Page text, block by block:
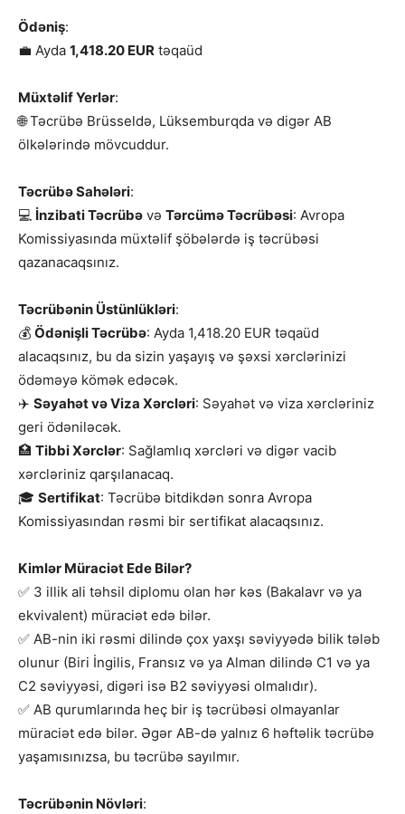
Ödəniş:
💼 Ayda 1,418.20 EUR təqaüd
Müxtəlif Yerlər:
🌐 Təcrübə Brüsseldə, Lüksemburqda və digər AB
ölkələrində mövcuddur.
Təcrübə Sahələri:
💻 İnzibati Təcrübə və Tərcümə Təcrübəsi: Avropa
Komissiyasında müxtəlif şöbələrdə iş təcrübəsi
qazanacaqsınız.
Təcrübənin Üstünlükləri:
💰 Ödənişli Təcrübə: Ayda 1,418.20 EUR təqaüd
alacaqsınız, bu da sizin yaşayış və şəxsi xərclərinizi
ödəməyə kömək edəcək.
✈️ Səyahət və Viza Xərcləri: Səyahət və viza xərcləriniz
geri ödəniləcək.
🏥 Tibbi Xərclər: Sağlamlıq xərcləri və digər vacib
xərcləriniz qarşılanacaq.
🎓 Sertifikat: Təcrübə bitdikdən sonra Avropa
Komissiyasından rəsmi bir sertifikat alacaqsınız.
Kimlər Müraciət Ede Bilər?
✅ 3 illik ali təhsil diplomu olan hər kəs (Bakalavr və ya
ekvivalent) müraciət edə bilər.
✅ AB-nin iki rəsmi dilində çox yaxşı səviyyədə bilik tələb
olunur (Biri İngilis, Fransız və ya Alman dilində C1 və ya
C2 səviyyəsi, digəri isə B2 səviyyəsi olmalıdır).
✅ AB qurumlarında heç bir iş təcrübəsi olmayanlar
müraciət edə bilər. Əgər AB-də yalnız 6 həftəlik təcrübə
yaşamısınızsa, bu təcrübə sayılmır.
Təcrübənin Növləri: